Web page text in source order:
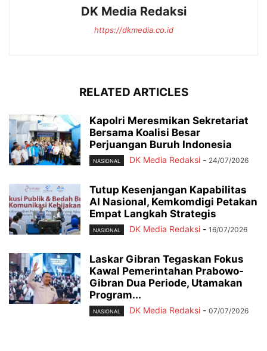
DK Media Redaksi
https://dkmedia.co.id
RELATED ARTICLES
Kapolri Meresmikan Sekretariat
Bersama Koalisi Besar
Perjuangan Buruh Indonesia
NASIONAL DK Media Redaksi - 24/07/2026
Tutup Kesenjangan Kapabilitas
AI Nasional, Kemkomdigi Petakan
Empat Langkah Strategis
NASIONAL DK Media Redaksi - 16/07/2026
Laskar Gibran Tegaskan Fokus
Kawal Pemerintahan Prabowo-
Gibran Dua Periode, Utamakan
Program...
NASIONAL DK Media Redaksi - 07/07/2026